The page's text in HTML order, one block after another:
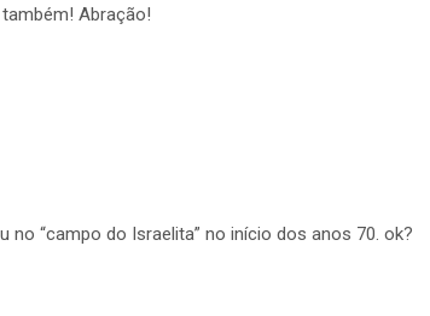
Abração!
no “campo do Israelita” no início dos anos 70. ok?